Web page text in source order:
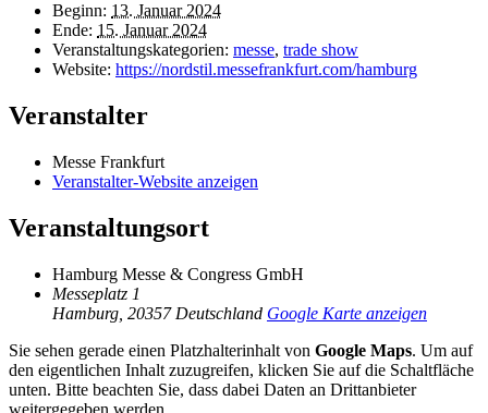
Beginn: 13. Januar 2024
Ende: 15. Januar 2024
Veranstaltungskategorien: messe, trade show
Website: https://nordstil.messefrankfurt.com/hamburg
Veranstalter
Messe Frankfurt
Veranstalter-Website anzeigen
Veranstaltungsort
Hamburg Messe & Congress GmbH
Messeplatz 1
Hamburg 20357 Deutschland Google Karte anzeigen
Sie sehen gerade einen Platzhalterinhalt von Google Maps. Um auf
den eigentlichen Inhalt zuzugreifen, klicken Sie auf die Schaltfläche
unten. Bitte beachten Sie, dass dabei Daten an Drittanbieter
weitergegeben werden.